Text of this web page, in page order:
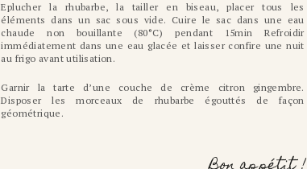
Eplucher la rhubarbe, la tailler en biseau, placer tous les
éléments dans un sac sous vide. Cuire le sac dans une eau
chaude non bouillante (80°C) pendant 15min Refroidir
immédiatement dans une eau glacée et laisser confire une nuit
au frigo avant utilisation.
Garnir la tarte d’une couche de crème citron gingembre.
Disposer les morceaux de rhubarbe égouttés de façon
géométrique.